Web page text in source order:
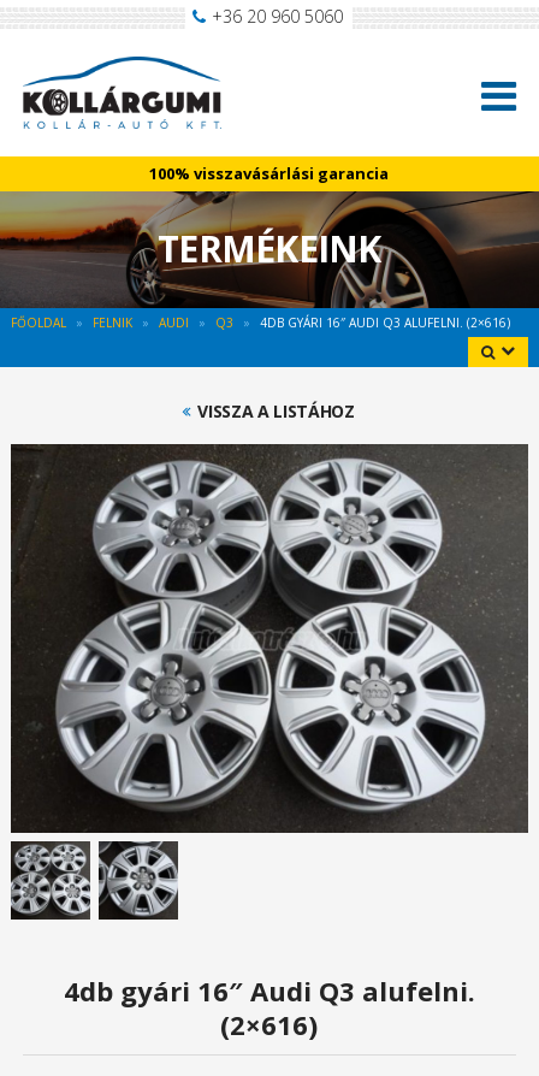
+36 20 960 5060
100% visszavásárlási garancia
TERMÉKEINK
FŐOLDAL FELNIK AUDI Q3 4DB GYÁRI 16″ AUDI Q3 ALUFELNI. (2×616)
VISSZA A LISTÁHOZ
4db gyári 16″ Audi Q3 alufelni.
(2×616)